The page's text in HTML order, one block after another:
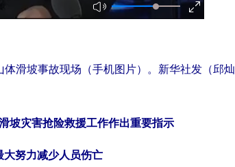
坡事故现场（手机图片）。新华社发（邱灿
坡灾害抢险救援工作作出重要指示
努力减少人员伤亡